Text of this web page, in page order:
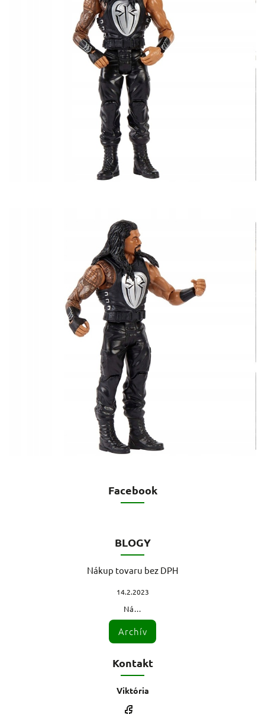
Facebook
BLOGY
Nákup tovaru bez DPH
14.2.2023
Ná...
Archív
Kontakt
Viktória